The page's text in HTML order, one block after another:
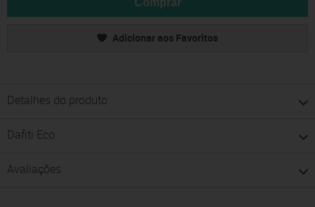
Adicionar aos Favoritos
Detalhes do produto
Dafiti Eco
Avaliações